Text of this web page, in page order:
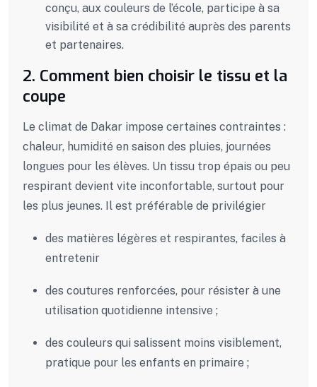
conçu, aux couleurs de l’école, participe à sa
visibilité et à sa crédibilité auprès des parents
et partenaires.
2. Comment bien choisir le tissu et la
coupe
Le climat de Dakar impose certaines contraintes :
chaleur, humidité en saison des pluies, journées
longues pour les élèves. Un tissu trop épais ou peu
respirant devient vite inconfortable, surtout pour
les plus jeunes. Il est préférable de privilégier
des matières légères et respirantes, faciles à
entretenir
des coutures renforcées, pour résister à une
utilisation quotidienne intensive ;
des couleurs qui salissent moins visiblement,
pratique pour les enfants en primaire ;